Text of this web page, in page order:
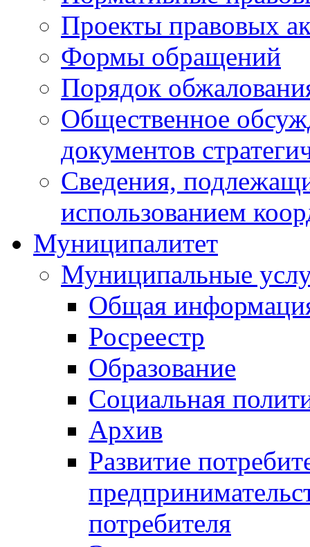
Проекты правовых
Формы обращений
Порядок
Общественное
документов
Сведения,
использованием
Муниципалитет
Муниципальные
Общая
Росреестр
Образование
Социальная
Архив
Развитие
потребителя